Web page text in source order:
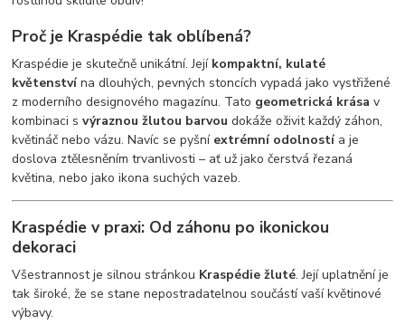
Proč je Kraspédie tak oblíbená?
Kraspédie je skutečně unikátní. Její kompaktní, kulaté
květenstvína dlouhých, pevných stoncích vypadá jako vystřižené
z moderního designového magazínu. Tato geometrická krása v
kombinaci svýraznou žlutou barvou dokáže oživit každý záhon,
květináč nebo vázu. Navíc se pyšní extrémní odolnostía je
doslova ztělesněním trvanlivosti – ať už jako čerstvá řezaná
květina, nebo jako ikona suchých vazeb.
Kraspédie v praxi: Od záhonu po ikonickou
dekoraci
Všestrannost je silnou stránkou Kraspédie žluté. Její uplatnění je
tak široké, že se stane nepostradatelnou součástí vaší květinové
výbavy.